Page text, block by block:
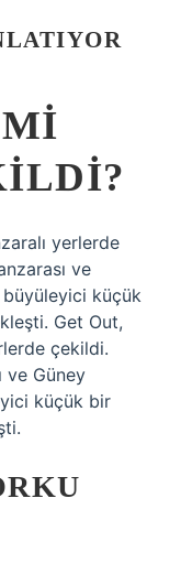
yerlerde
ve
küçük
Get Out,
çekildi.
ve Güney
küçük bir